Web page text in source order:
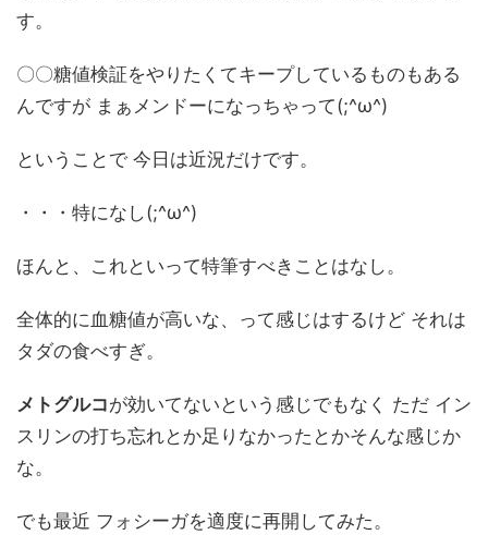
す。
〇〇糖値検証をやりたくてキープしているものもある
んですが まぁメンドーになっちゃって(;^ω^)
ということで 今日は近況だけです。
・・・特になし(;^ω^)
ほんと、これといって特筆すべきことはなし。
全体的に血糖値が高いな、って感じはするけど それは
タダの食べすぎ。
メトグルコが効いてないという感じでもなく ただ イン
スリンの打ち忘れとか足りなかったとかそんな感じか
な。
でも最近 フォシーガを適度に再開してみた。